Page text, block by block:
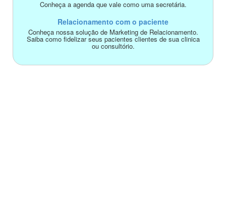
Conheça a agenda que vale como uma secretária.
Relacionamento com o paciente
Conheça nossa solução de Marketing de Relacionamento.
Saiba como fidelizar seus pacientes clientes de sua clinica
ou consultório.